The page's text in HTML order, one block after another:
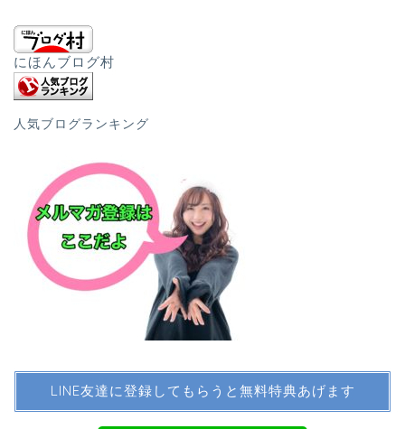
にほんブログ村
人気ブログランキング
LINE友達に登録してもらうと無料特典あげます